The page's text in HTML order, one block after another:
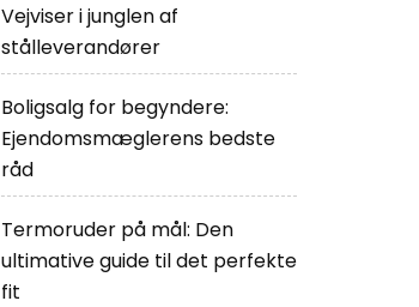
Vejviser i junglen af
stålleverandører
Boligsalg for begyndere:
Ejendomsmæglerens bedste
råd
Termoruder på mål: Den
ultimative guide til det perfekte
fit